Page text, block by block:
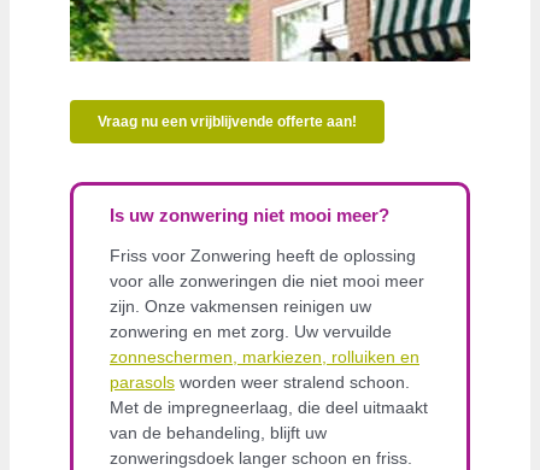
Vraag nu een vrijblijvende offerte aan!
Is uw zonwering niet mooi meer?
Friss voor Zonwering heeft de oplossing
voor alle zonweringen die niet mooi meer
zijn. Onze vakmensen reinigen uw
zonwering en met zorg. Uw vervuilde
zonneschermen, markiezen, rolluiken en
parasols worden weer stralend schoon.
Met de impregneerlaag, die deel uitmaakt
van de behandeling, blijft uw
zonweringsdoek langer schoon en friss.